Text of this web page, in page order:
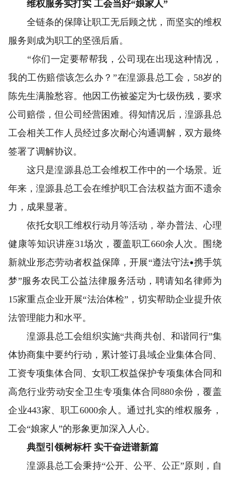
维权服务实打实 工会当好“娘家人”
全链条的保障让职工无后顾之忧，而坚实的维权
服务则成为职工的坚强后盾。
“你们一定要帮帮我，公司现在出现这种情况，
我的工伤赔偿该怎么办？”在湟源县总工会，58岁的
陈先生满脸愁容。他因工伤被鉴定为七级伤残，要求
公司赔偿，但公司经营困难。得知情况后，湟源县总
工会相关工作人员经过多次耐心沟通调解，双方最终
签署了调解协议。
这只是湟源县总工会维权工作中的一个场景。近
年来，湟源县总工会在维护职工合法权益方面不遗余
力，成果显著。
依托女职工维权行动月等活动，举办普法、心理
健康等知识讲座31场次，覆盖职工660余人次。围绕
新就业形态劳动者权益保障，开展“遵法守法•携手筑
梦”服务农民工公益法律服务活动，聘请知名律师为
15家重点企业开展“法治体检”，切实帮助企业提升依
法管理能力和水平。
湟源县总工会组织实施“共商共创、和谐同行”集
体协商集中要约行动，累计签订县域企业集体合同、
工资专项集体合同、女职工权益保护专项集体合同和
高危行业劳动安全卫生专项集体合同880余份，覆盖
企业443家、职工6000余人。通过扎实的维权服务，
工会“娘家人”的形象更加深入人心。
典型引领树标杆 实干奋进谱新篇
湟源县总工会秉持“公开、公平、公正”原则，自